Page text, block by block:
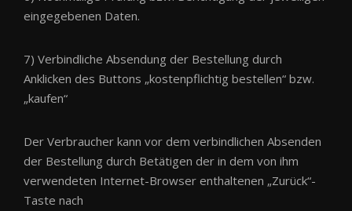
eingegebenen Daten.
7) Verbindliche Absendung der Bestellung durch
Anklicken des Buttons „kostenpflichtig bestellen“ bzw.
„kaufen“
Der Verbraucher kann vor dem verbindlichen Absenden
der Bestellung durch Betätigen der in dem von ihm
verwendeten Internet-Browser enthaltenen „Zurück“-
Taste nach